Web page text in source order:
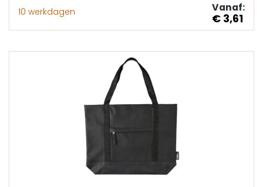
10 werkdagen Vanaf:
€ 3,61